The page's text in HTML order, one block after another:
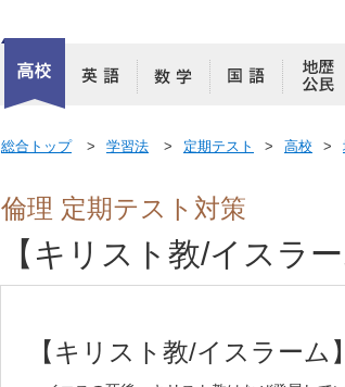
総合トップ 学習法 定期テスト 高校
倫理 定期テスト対策
【キリスト教/イスラ
【キリスト教/イスラー